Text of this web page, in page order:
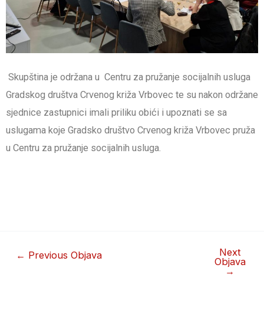
Skupština je održana u Centru za pružanje socijalnih usluga
Gradskog društva Crvenog križa Vrbovec te su nakon održane
sjednice zastupnici imali priliku obići i upoznati se sa
uslugama koje Gradsko društvo Crvenog križa Vrbovec pruža
u Centru za pružanje socijalnih usluga.
← Previous Objava
Next
Objava
→